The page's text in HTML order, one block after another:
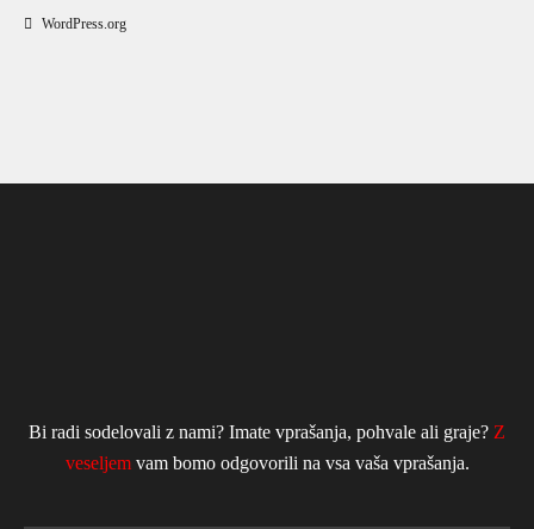
WordPress.org
Bi radi sodelovali z nami? Imate vprašanja, pohvale ali graje? Z
veseljemvam bomo odgovorili na vsa vaša vprašanja.